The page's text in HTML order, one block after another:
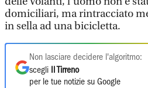
domiciliari, ma rintracciato
in sella ad una bicicletta.
Non lasciare decidere l'algoritmo:
scegli
Il Tirreno
per le tue notizie su Google